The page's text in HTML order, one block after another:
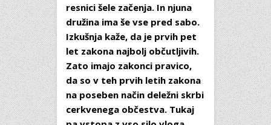
resnici šele začenja. In njuna
družina ima še vse pred sabo.
Izkušnja kaže, da je prvih pet
let zakona najbolj občutljivih.
Zato imajo zakonci pravico,
da so v teh prvih letih zakona
na poseben način deležni skrbi
cerkvenega občestva. Tukaj